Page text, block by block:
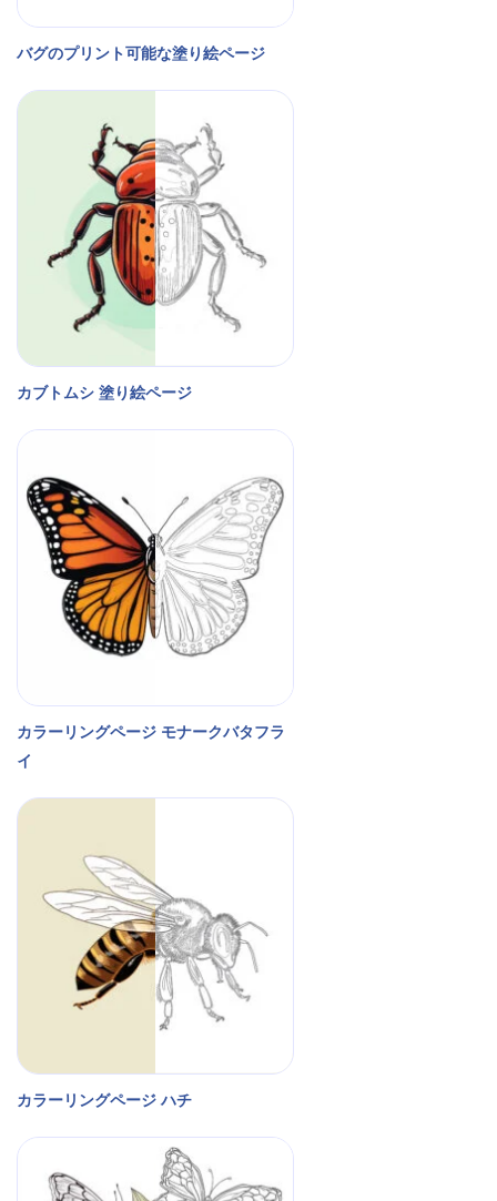
バグのプリント可能な塗り絵ページ
カブトムシ 塗り絵ページ
カラーリングページ モナークバタフラ
イ
カラーリングページ ハチ